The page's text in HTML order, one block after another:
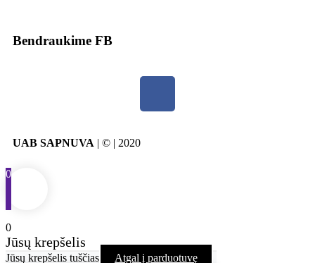
Bendraukime FB
UAB SAPNUVA | © | 2020
0
0
Jūsų krepšelis
Jūsų krepšelis tuščias Atgal į parduotuvę